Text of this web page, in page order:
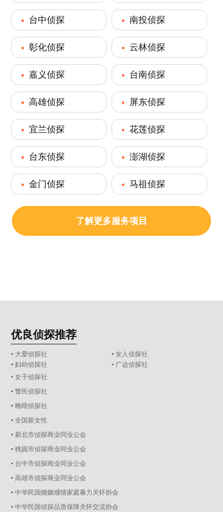
台中侦探 南投侦探
彰化侦探 云林侦探
嘉义侦探 台南侦探
高雄侦探 屏东侦探
宜兰侦探 花莲侦探
台东侦探 澎湖侦探
金门侦探 马祖侦探
了解更多服务项目
优良侦探推荐
▪ 大爱侦探社
▪ 女人侦探社
▪ 妇幼侦探社
▪ 广达侦探社
▪ 女子侦探社
▪ 警民侦探社
▪ 晚晴侦探社
▪ 全国新女性
▪ 新北市侦探商业同业公会
▪ 桃园市侦探商业同业公会
▪ 台中市侦探商业同业公会
▪ 高雄市侦探商业同业公会
▪ 中华民国婚姻感情家庭暴力关怀协会
▪ 中华民国侦探品质保障关怀交流协会